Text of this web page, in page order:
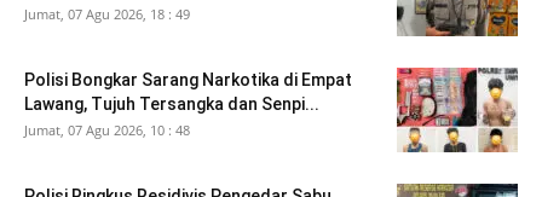
Jumat, 07 Agu 2026, 18 : 49
Polisi Bongkar Sarang Narkotika di Empat
Lawang, Tujuh Tersangka dan Senpi...
Jumat, 07 Agu 2026, 10 : 48